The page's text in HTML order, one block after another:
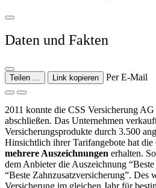
Daten und Fakten
Teilen … Link kopieren Per E-Mail
2011 konnte die CSS Versicherung
abschließen. Das Unternehmen
Versicherungsprodukte durch 3.500
Hinsichtlich ihrer Tarifangebote hat die
mehrere Auszeichnungen erhalten.
dem Anbieter die Auszeichnung
“Beste Zahnzusatzversicherung”. Des
Versicherung im gleichen Jahr für